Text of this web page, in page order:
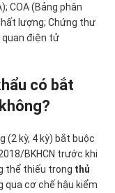
COA (Bảng phân
lượng; Chứng thư
quan điện tử
có bắt
(2 kỳ, 4 kỳ) bắt buộc
BKHCN trước khi
thể thiếu trong thủ
qua cơ chế hậu kiểm